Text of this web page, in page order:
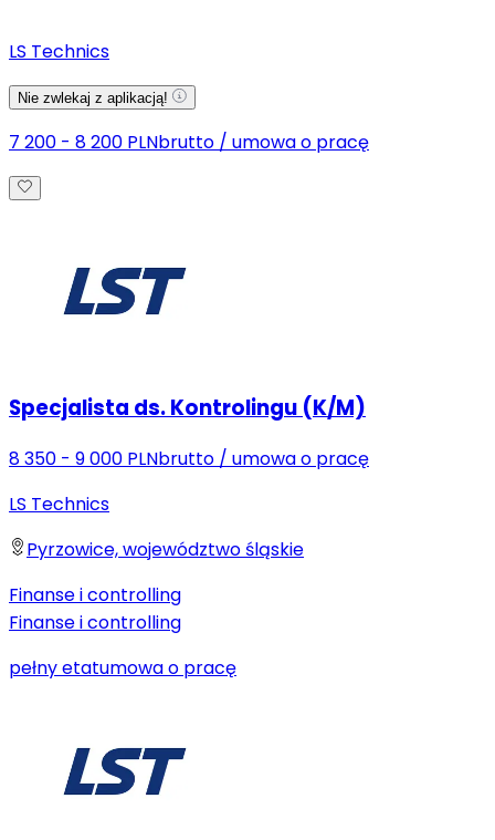
LS Technics
Nie zwlekaj z aplikacją!
7 200 - 8 200 PLNbrutto / umowa o pracę
Specjalista ds. Kontrolingu (K/M)
8 350 - 9 000 PLNbrutto / umowa o pracę
LS Technics
Pyrzowice, województwo śląskie
Finanse i controlling
Finanse i controlling
pełny etatumowa o pracę